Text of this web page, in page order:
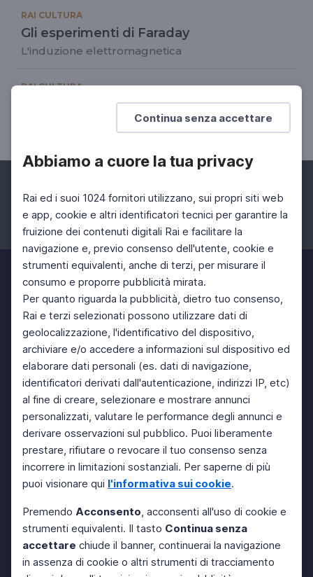
Continua senza accettare
Abbiamo a cuore la tua privacy
Rai ed i suoi 1024 fornitori utilizzano, sui propri siti web
e app, cookie e altri identificatori tecnici per garantire la
fruizione dei contenuti digitali Rai e facilitare la
navigazione e, previo consenso dell'utente, cookie e
strumenti equivalenti, anche di terzi, per misurare il
consumo e proporre pubblicità mirata.
Per quanto riguarda la pubblicità, dietro tuo consenso,
Rai e terzi selezionati possono utilizzare dati di
geolocalizzazione, l'identificativo del dispositivo,
archiviare e/o accedere a informazioni sul dispositivo ed
elaborare dati personali (es. dati di navigazione,
identificatori derivati dall'autenticazione, indirizzi IP, etc)
al fine di creare, selezionare e mostrare annunci
personalizzati, valutare le performance degli annunci e
derivare osservazioni sul pubblico. Puoi liberamente
prestare, rifiutare o revocare il tuo consenso senza
incorrere in limitazioni sostanziali. Per saperne di più
puoi visionare qui l'informativa sui cookie.
Premendo Acconsento, acconsenti all'uso di cookie e
strumenti equivalenti. Il tasto Continua senza
accettare chiude il banner, continuerai la navigazione
in assenza di cookie o altri strumenti di tracciamento
RAI CULTURA
Gli esperimenti di Faraday
L'induzione elettromagnetica
RAI CULTURA
Bécquer: rima IV
Facebook Instagram Twitter